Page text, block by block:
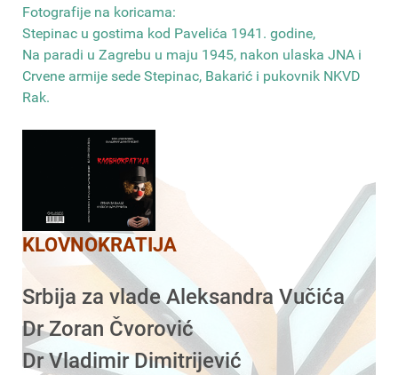
Fotografije na koricama:
Stepinac u gostima kod Pavelića 1941. godine,
Na paradi u Zagrebu u maju 1945, nakon ulaska JNA i
Crvene armije sede Stepinac, Bakarić i pukovnik NKVD
Rak.
KLOVNOKRATIJA
Srbija za vlade Aleksandra Vučića
Dr Zoran Čvorović
Dr Vladimir Dimitrijević